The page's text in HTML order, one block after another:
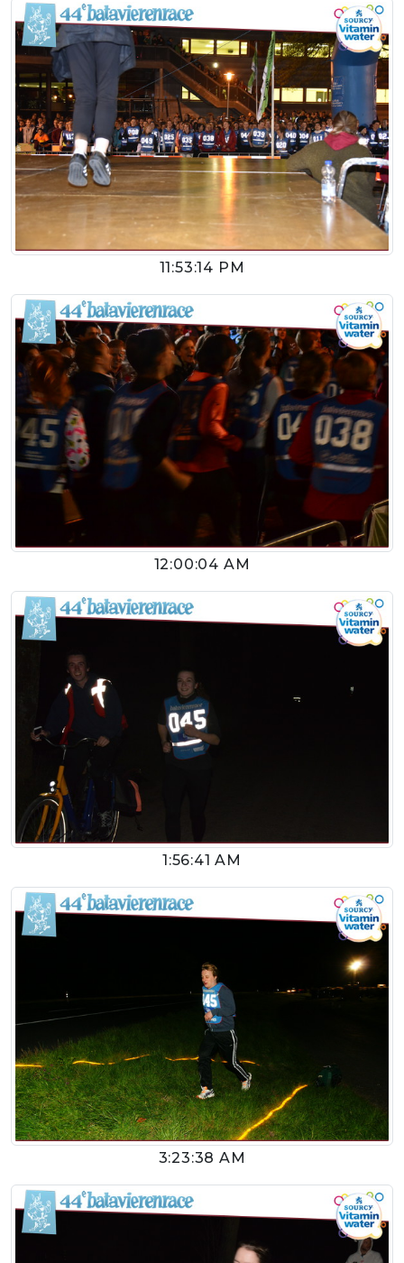
11:53:14 PM
12:00:04 AM
1:56:41 AM
3:23:38 AM